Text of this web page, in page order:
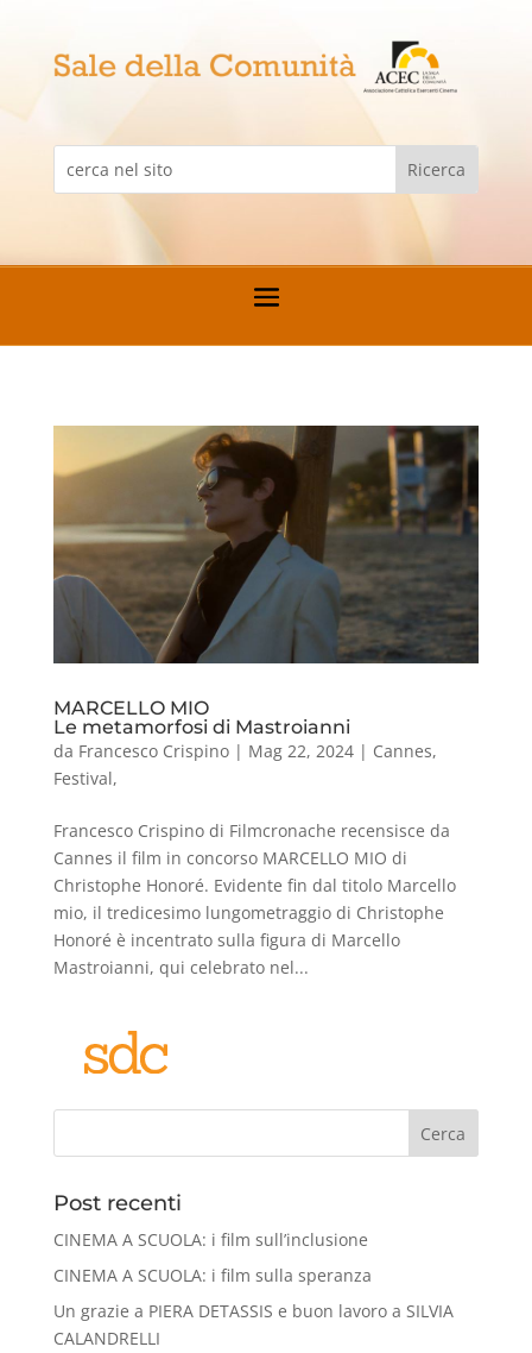
MARCELLO MIO
Le metamorfosi di Mastroianni
da Francesco Crispino| Mag 22, 2024| Cannes,
Festival,
Francesco Crispino di Filmcronache recensisce da
Cannes il film in concorso MARCELLO MIO di
Christophe Honoré. Evidente fin dal titolo Marcello
mio, il tredicesimo lungometraggio di Christophe
Honoré è incentrato sulla figura di Marcello
Mastroianni, qui celebrato nel...
Cerca
Post recenti
CINEMA A SCUOLA: i film sull’inclusione
CINEMA A SCUOLA: i film sulla speranza
Un grazie a PIERA DETASSIS e buon lavoro a SILVIA
CALANDRELLI